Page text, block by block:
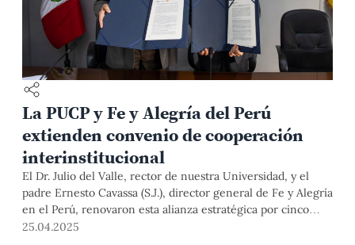
La PUCP y Fe y Alegría del Perú
extienden convenio de cooperación
interinstitucional
El Dr. Julio del Valle, rector de nuestra Universidad, y el
padre Ernesto Cavassa (S.J.), director general de Fe y Alegría
en el Perú, renovaron esta alianza estratégica por cinco
años más con miras a consolidar una agenda conjunta de
25.04.2025